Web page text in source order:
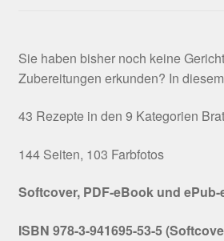
Sie haben bisher noch keine
Zubereitungen erkunden? In
43 Rezepte in den 9 Kategorien
144 Seiten, 103 Farbfotos
Softcover, PDF-eBook und
ISBN 978-3-941695-53-5